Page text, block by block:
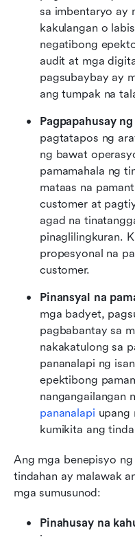
sa imbentaryo ay
kakulangan o
negatibong
audit at mga
pagsubaybay ay
ang tumpak na
Pagpapahusay
pagtatapos ng
ng bawat
pamamahala ng
mataas na
customer at
agad na
pinaglilingkuran.
propesyonal na
customer.
Pinansyal na
mga badyet,
pagbabantay sa
nakakatulong sa
pananalapi ng
epektibong
nangangailangan
pananalapi upang
kumikita ang
Ang mga benepisyo
tindahan ay malawak
mga sumusunod:
Pinahusay na